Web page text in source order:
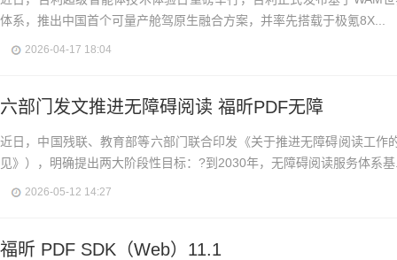
体系，推出中国首个可量产舱驾原生融合方案，并率先搭载于极氪8X...
2026-04-17 18:04
六部门发文推进无障碍阅读 福昕PDF无障
近日，中国残联、教育部等六部门联合印发《关于推进无障碍阅读工作
见》），明确提出两大阶段性目标：?到2030年，无障碍阅读服务体系
2026-05-12 14:27
福昕 PDF SDK（Web）11.1